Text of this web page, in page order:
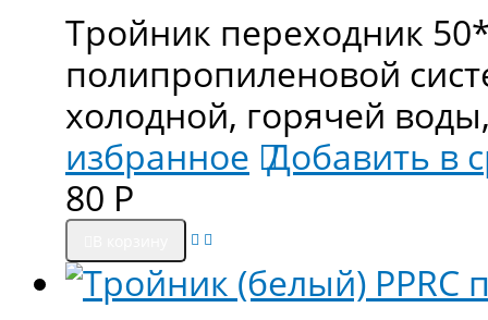
Тройник переходник
полипропиленовой
холодной, горячей
избранное Добавить в
80 Р